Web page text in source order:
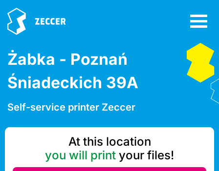
Żabka - Poznań
Śniadeckich 39A
Self-service printer Zeccer
At this location
you will print your files!